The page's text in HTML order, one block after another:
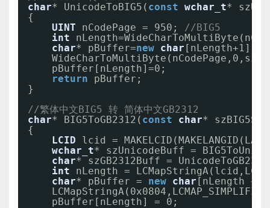
char* UnicodeToBIG5( const wchar_t*
{
UINT
nCodePage = 950; //BIG5
int
char* pBuffer=new char [nLength+1];
pBuffer[nLength]=0;
return
pBuffer;
}
//繁体中文BIG5 转 简体中文GB2312
char* BIG5ToGB2312( const char*
{
LCID
lcid =
wchar_t* szUnicodeBuff =
char* szGB2312Buff =
int
nLength =
char* pBuffer = new char [nLength
pBuffer[nLength] = 0;